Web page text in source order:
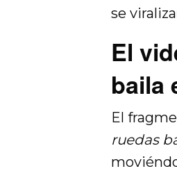
se
El
baila
El
ruedas